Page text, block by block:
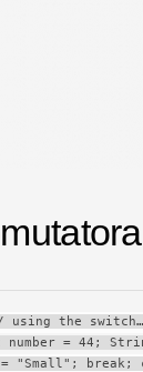
the
= 44;
"Small"; break;